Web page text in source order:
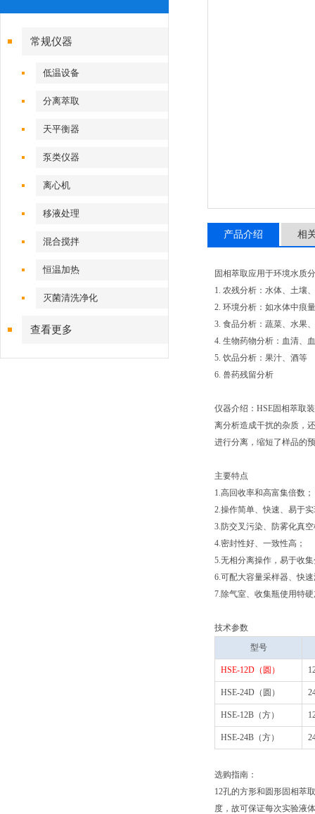
常规仪器
低温设备
分离萃取
天平衡器
泵类仪器
离心机
移液处理
混合搅拌
恒温加热
灭菌清洗净化
查看更多
产品介绍 相
固相萃取应用于环境水质
1. 农残分析：水体、土壤
2. 环境分析：如水体中痕
3. 食品分析：蔬菜、水果
4. 生物药物分析：血清、
5. 饮品分析：果汁、酒等
6. 兽药残留分析
仪器介绍：HSE固相萃取
离分析造成干扰的杂质，
进行分离，缩短了样品的
主要特点
1.高回收率和高富集倍数；
2.操作简单、快速、易于
3.防交叉污染、防雾化真
4.密封性好、一致性高；
5.无相分离操作，易于收
6.可配大容量采样器、快
7.除气室、收集瓶使用特
技术参数
型号
HSE-12D（圆）
HSE-24D（圆）
HSE-12B（方）
HSE-24B（方）
选购指南：
12孔的方形和圆形固相萃
度，故可保证每次实验液